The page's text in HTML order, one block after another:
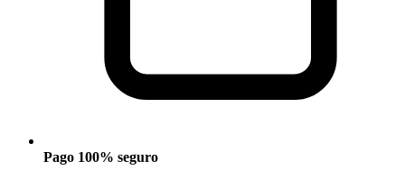
Pago 100% seguro